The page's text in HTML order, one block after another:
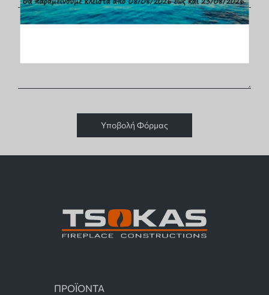
Υποβολή Φόρμας
ΠΡΟΪΟΝΤΑ